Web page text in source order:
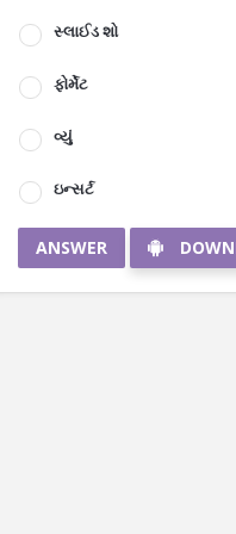
સ્લાઈડ શો
ફોર્મેટ
વ્યું
ઇન્સર્ટ
ANSWER